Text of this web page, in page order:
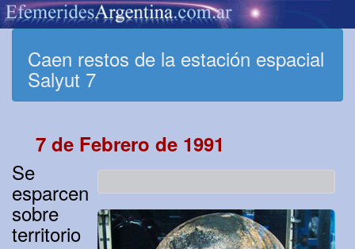
Caen restos de la estación espacial
Salyut 7
7 de Febrero de 1991
Se
esparcen
sobre
territorio